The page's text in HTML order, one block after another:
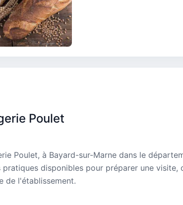
Poulet
Poulet, à Bayard-sur-Marne dans le
disponibles pour préparer une visite,
de l'établissement.